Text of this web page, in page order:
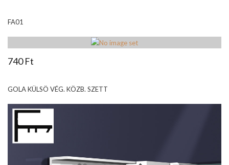
FA01
740 Ft
GOLA KÜLSÖ VÉG. KÖZB. SZETT